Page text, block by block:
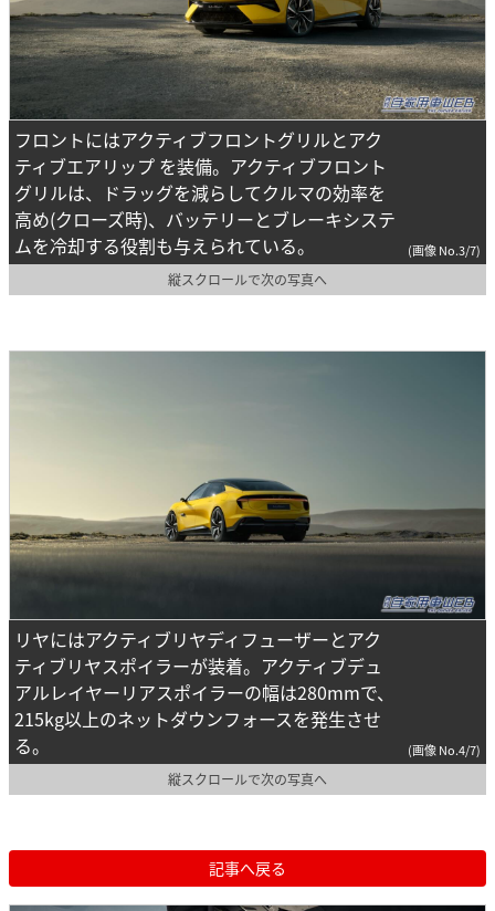
フロントにはアクティブフロントグリルとアク
ティブエアリップ を装備。アクティブフロント
グリルは、ドラッグを減らしてクルマの効率を
高め(クローズ時)、バッテリーとブレーキシステ
ムを冷却する役割も与えられている。
(画像 No.3/7)
縦スクロールで次の写真へ
リヤにはアクティブリヤディフューザーとアク
ティブリヤスポイラーが装着。アクティブデュ
アルレイヤーリアスポイラーの幅は280mmで、
215kg以上のネットダウンフォースを発生させ
る。
(画像 No.4/7)
縦スクロールで次の写真へ
記事へ戻る